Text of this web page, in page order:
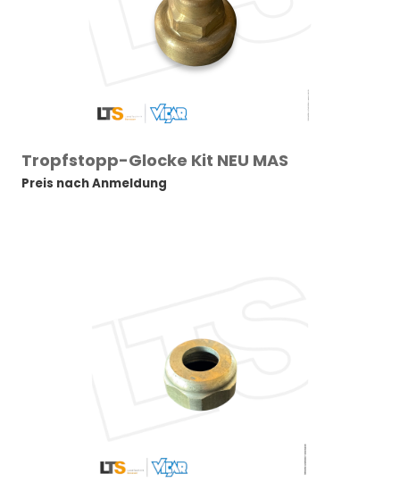
Tropfstopp-Glocke Kit NEU MAS
Preis nach Anmeldung